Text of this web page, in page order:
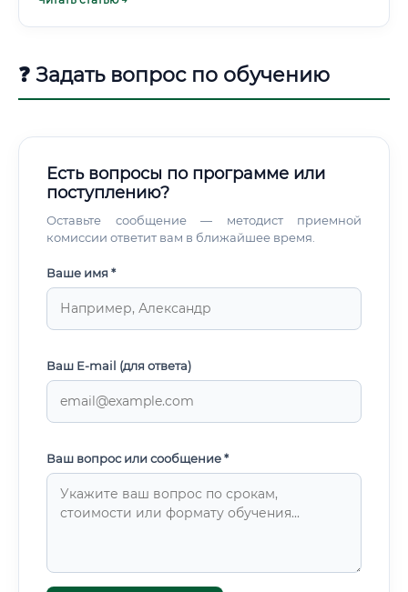
❓ Задать вопрос по обучению
Есть вопросы по программе или
поступлению?
Оставьте сообщение — методист приемной
комиссии ответит вам в ближайшее время.
Ваше имя *
Ваш E-mail (для ответа)
Ваш вопрос или сообщение *